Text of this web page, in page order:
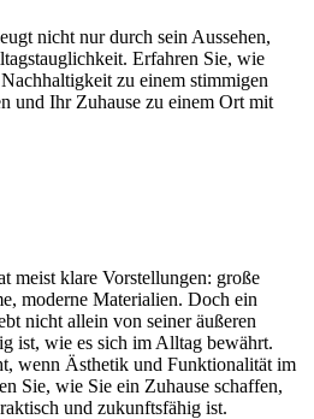
nicht nur durch sein Aussehen,
Erfahren Sie, wie
zu einem stimmigen
und Ihr Zuhause zu einem Ort mit
meist klare Vorstellungen: große
moderne Materialien. Doch ein
nicht allein von seiner äußeren
ist, wie es sich im Alltag bewährt.
wenn Ästhetik und Funktionalität im
Sie, wie Sie ein Zuhause schaffen,
und zukunftsfähig ist.